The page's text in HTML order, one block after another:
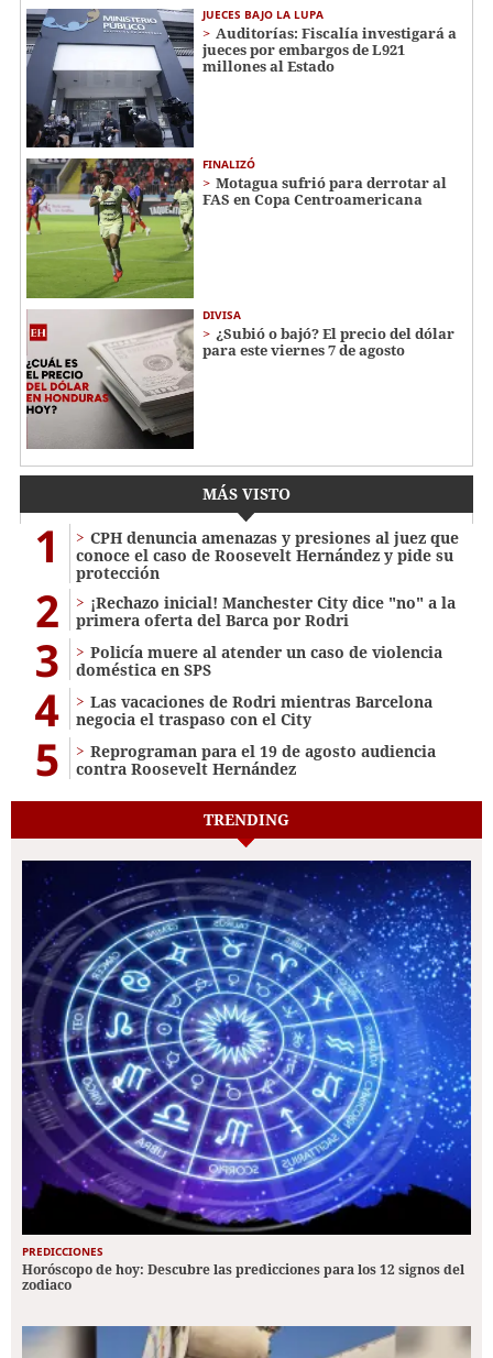
JUECES BAJO LA LUPA
Auditorías: Fiscalía investigará a
jueces por embargos de L921
millones al Estado
FINALIZÓ
Motagua sufrió para derrotar al
FAS en Copa Centroamericana
DIVISA
¿Subió o bajó? El precio del dólar
para este viernes 7 de agosto
MÁS VISTO
1
CPH denuncia amenazas y presiones al juez que
conoce el caso de Roosevelt Hernández y pide su
protección
2
¡Rechazo inicial! Manchester City dice "no" a la
primera oferta del Barca por Rodri
3
Policía muere al atender un caso de violencia
doméstica en SPS
4
Las vacaciones de Rodri mientras Barcelona
negocia el traspaso con el City
5
Reprograman para el 19 de agosto audiencia
contra Roosevelt Hernández
TRENDING
PREDICCIONES
Horóscopo de hoy: Descubre las predicciones para los 12 signos del
zodiaco